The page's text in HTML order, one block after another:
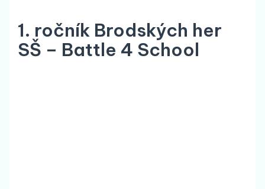
1. ročník Brodských her
SŠ – Battle 4 School